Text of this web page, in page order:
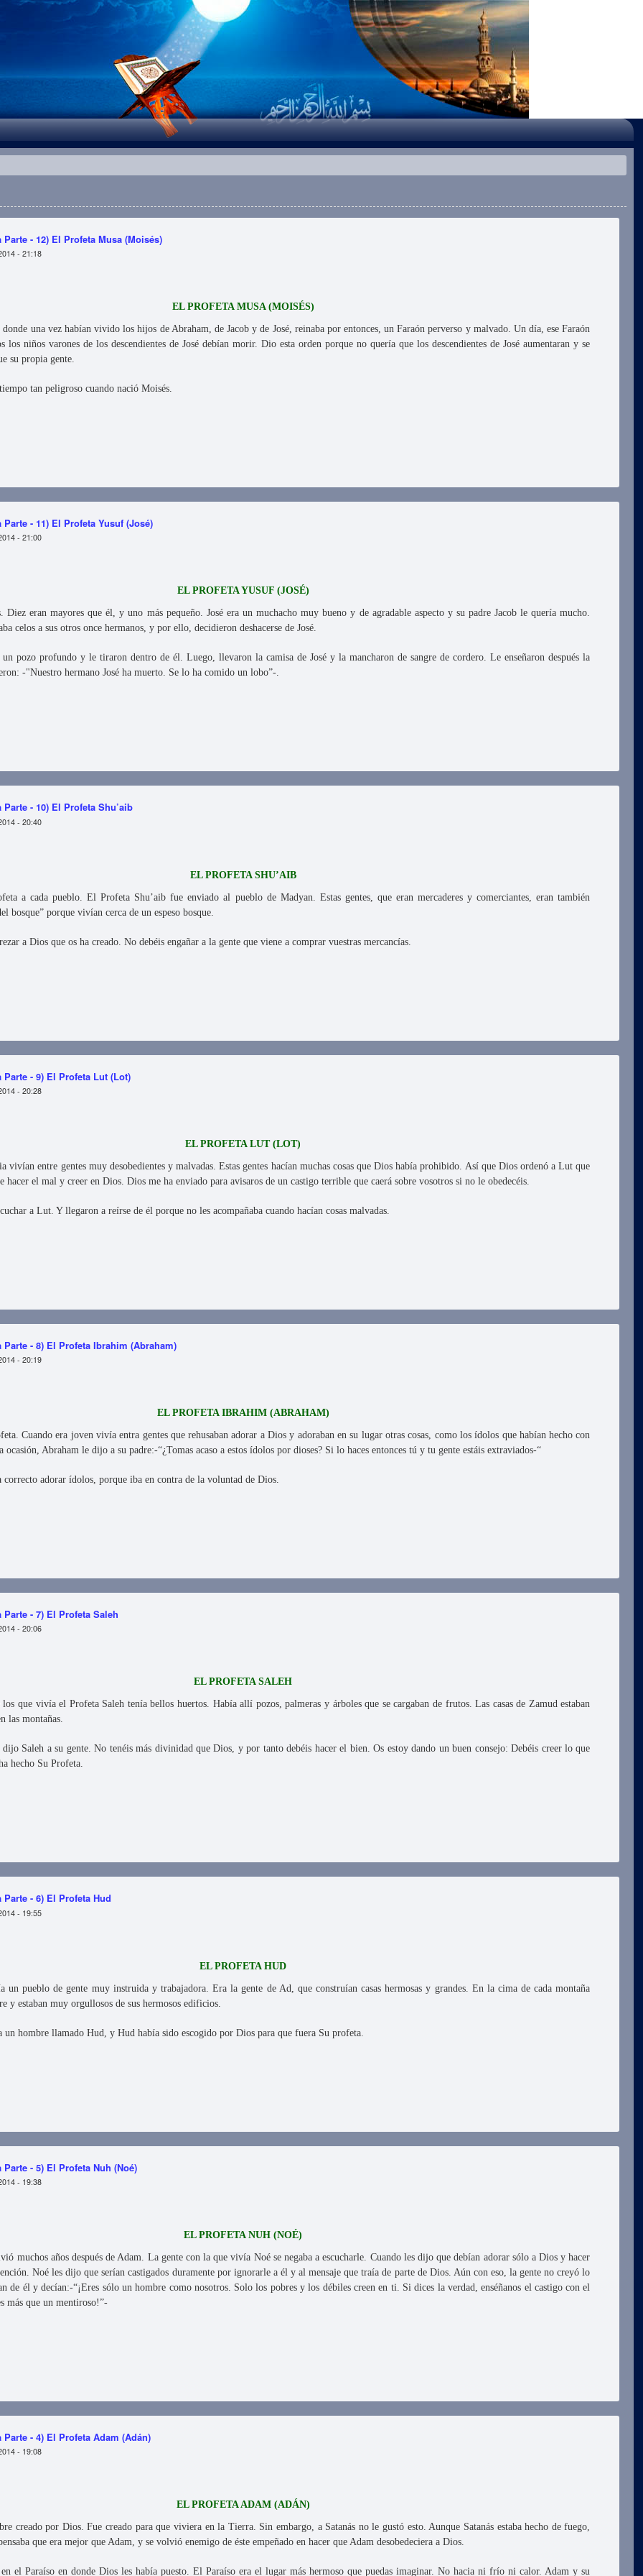
- 12) El Profeta Musa (Moisés)
- 21:18
EL PROFETA MUSA (MOISÉS)
una vez habían vivido los hijos de Abraham, de Jacob y de José, reinaba por entonces, un Faraón perverso y malvado. Un día, ese Faraón
los niños varones de los descendientes de José debían morir. Dio esta orden porque no quería que los descendientes de José aumentaran y se
su propia gente.
tan peligroso cuando nació Moisés.
Parte - 12) El Profeta Musa (Moisés)
- 11) El Profeta Yusuf (José)
- 21:00
EL PROFETA YUSUF (JOSÉ)
Diez eran mayores que él, y uno más pequeño. José era un muchacho muy bueno y de agradable aspecto y su padre Jacob le quería mucho.
celos a sus otros once hermanos, y por ello, decidieron deshacerse de José.
pozo profundo y le tiraron dentro de él. Luego, llevaron la camisa de José y la mancharon de sangre de cordero. Le enseñaron después la
-"Nuestro hermano José ha muerto. Se lo ha comido un lobo”-.
Parte - 11) El Profeta Yusuf (José)
- 10) El Profeta Shu’aib
- 20:40
EL PROFETA SHU’AIB
a cada pueblo. El Profeta Shu’aib fue enviado al pueblo de Madyan. Estas gentes, que eran mercaderes y comerciantes, eran también
bosque” porque vivían cerca de un espeso bosque.
a Dios que os ha creado. No debéis engañar a la gente que viene a comprar vuestras mercancías.
Parte - 10) El Profeta Shu’aib
- 9) El Profeta Lut (Lot)
- 20:28
EL PROFETA LUT (LOT)
entre gentes muy desobedientes y malvadas. Estas gentes hacían muchas cosas que Dios había prohibido. Así que Dios ordenó a Lut que
hacer el mal y creer en Dios. Dios me ha enviado para avisaros de un castigo terrible que caerá sobre vosotros si no le obedecéis.
a Lut. Y llegaron a reírse de él porque no les acompañaba cuando hacían cosas malvadas.
Parte - 9) El Profeta Lut (Lot)
- 8) El Profeta Ibrahim (Abraham)
- 20:19
EL PROFETA IBRAHIM (ABRAHAM)
Cuando era joven vivía entra gentes que rehusaban adorar a Dios y adoraban en su lugar otras cosas, como los ídolos que habían hecho con
ocasión, Abraham le dijo a su padre:-“¿Tomas acaso a estos ídolos por dioses? Si lo haces entonces tú y tu gente estáis extraviados-“
correcto adorar ídolos, porque iba en contra de la voluntad de Dios.
Primera Parte - 8) El Profeta Ibrahim (Abraham)
- 7) El Profeta Saleh
- 20:06
EL PROFETA SALEH
que vivía el Profeta Saleh tenía bellos huertos. Había allí pozos, palmeras y árboles que se cargaban de frutos. Las casas de Zamud estaban
las montañas.
Saleh a su gente. No tenéis más divinidad que Dios, y por tanto debéis hacer el bien. Os estoy dando un buen consejo: Debéis creer lo que
hecho Su Profeta.
Parte - 7) El Profeta Saleh
- 6) El Profeta Hud
- 19:55
EL PROFETA HUD
un pueblo de gente muy instruida y trabajadora. Era la gente de Ad, que construían casas hermosas y grandes. En la cima de cada montaña
y estaban muy orgullosos de sus hermosos edificios.
hombre llamado Hud, y Hud había sido escogido por Dios para que fuera Su profeta.
Parte - 6) El Profeta Hud
- 5) El Profeta Nuh (Noé)
- 19:38
EL PROFETA NUH (NOÉ)
muchos años después de Adam. La gente con la que vivía Noé se negaba a escucharle. Cuando les dijo que debían adorar sólo a Dios y hacer
Noé les dijo que serían castigados duramente por ignorarle a él y al mensaje que traía de parte de Dios. Aún con eso, la gente no creyó lo
de él y decían:-“¡Eres sólo un hombre como nosotros. Solo los pobres y los débiles creen en ti. Si dices la verdad, enséñanos el castigo con el
más que un mentiroso!”-
Primera Parte - 5) El Profeta Nuh (Noé)
- 4) El Profeta Adam (Adán)
- 19:08
EL PROFETA ADAM (ADÁN)
creado por Dios. Fue creado para que viviera en la Tierra. Sin embargo, a Satanás no le gustó esto. Aunque Satanás estaba hecho de fuego,
que era mejor que Adam, y se volvió enemigo de éste empeñado en hacer que Adam desobedeciera a Dios.
el Paraíso en donde Dios les había puesto. El Paraíso era el lugar más hermoso que puedas imaginar. No hacia ni frío ni calor. Adam y su